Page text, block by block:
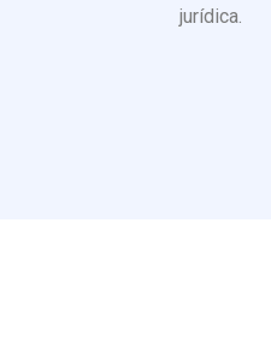
jurídica.